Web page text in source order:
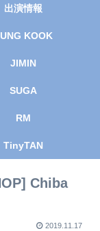
出演情報
KOOK
JIMIN
SUGA
RM
TinyTAN
Chiba
2019.11.17